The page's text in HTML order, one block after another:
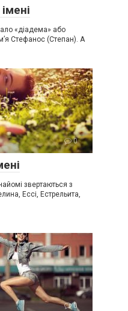
«діадема» або
Стефанос (Степан). А
0
звертаються з
Ессі, Естрельита,
0